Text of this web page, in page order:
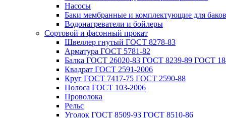
Насосы
Баки мембранные и комплектующие для баков
Водонагреватели и бойлеры
Сортовой и фасонный прокат
Швеллер гнутый ГОСТ 8278-83
Арматура ГОСТ 5781-82
Балка ГОСТ 26020-83 ГОСТ 8239-89 ГОСТ
Квадрат ГОСТ 2591-2006
Круг ГОСТ 7417-75 ГОСТ 2590-88
Полоса ГОСТ 103-2006
Проволока
Рельс
Уголок ГОСТ 8509-93 ГОСТ 8510-86